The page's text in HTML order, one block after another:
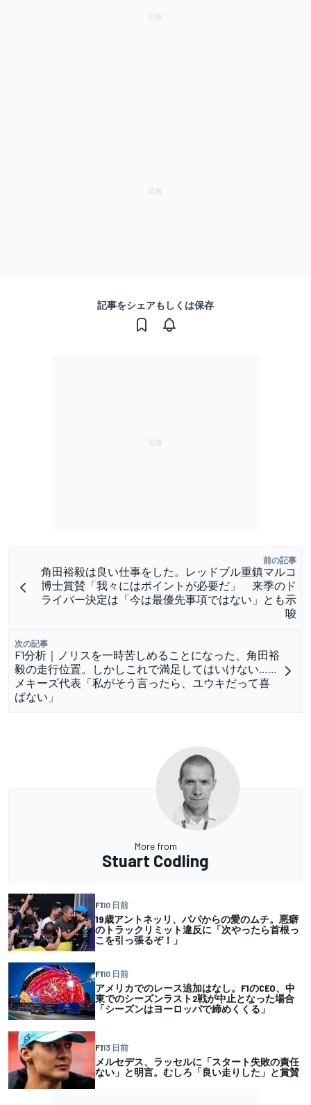
記事をシェアもしくは保存
前の記事
角田裕毅は良い仕事をした。レッドブル重鎮マルコ
博士賞賛「我々にはポイントが必要だ」 来季のド
ライバー決定は「今は最優先事項ではない」とも示
唆
次の記事
F1分析｜ノリスを一時苦しめることになった、角田裕
毅の走行位置。しかしこれで満足してはいけない……
メキーズ代表「私がそう言ったら、ユウキだって喜
ばない」
More from
Stuart Codling
F110 日前
19歳アントネッリ、パパからの愛のムチ。悪癖
のトラックリミット違反に「次やったら首根っ
こを引っ張るぞ！」
F110 日前
アメリカでのレース追加はなし。F1のCEO、中
東でのシーズンラスト2戦が中止となった場合
「シーズンはヨーロッパで締めくくる」
F113 日前
メルセデス、ラッセルに「スタート失敗の責任
ない」と明言。むしろ「良い走りした」と賞賛